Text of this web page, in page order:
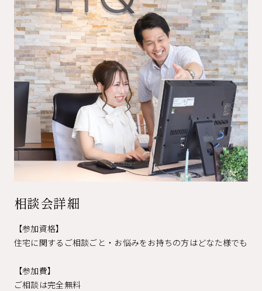
相談会詳細
【参加資格】
住宅に関するご相談ごと・お悩みをお持ちの方はどなた様でも
【参加費】
ご相談は完全無料